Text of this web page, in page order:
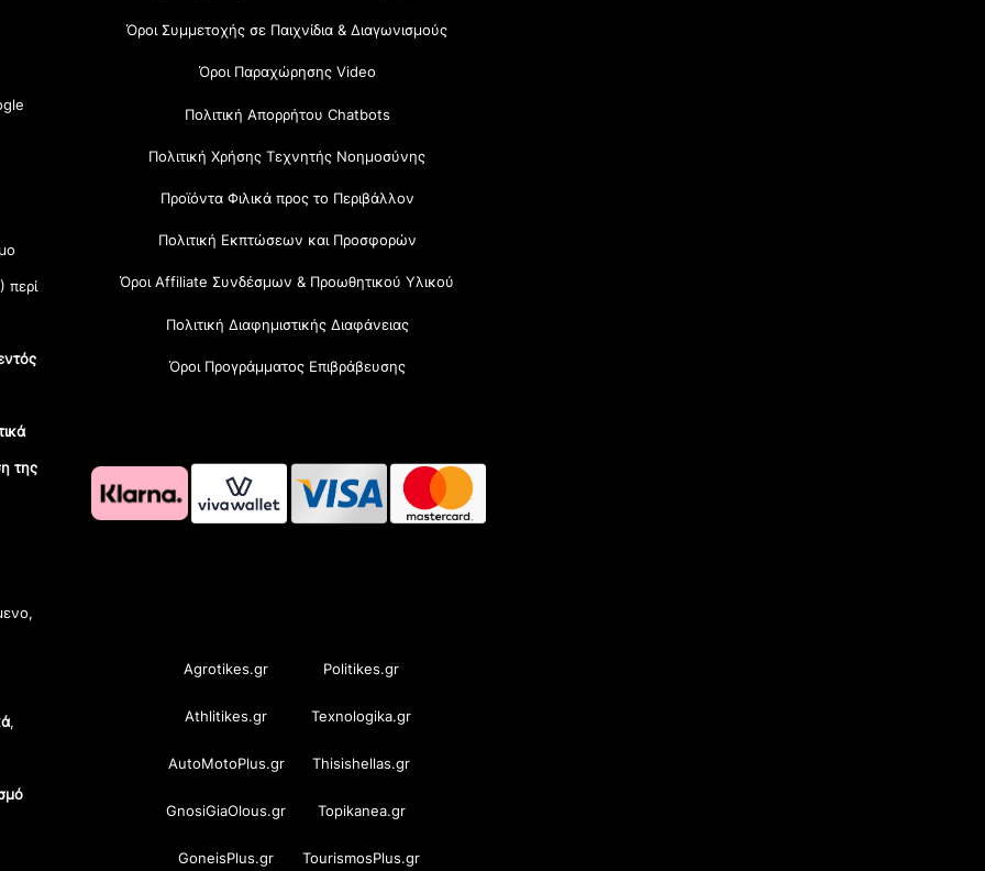
περί
της
,
Όροι Συμμετοχής σε Παιχνίδια & Διαγωνισμούς
Όροι Παραχώρησης Video
Πολιτική Απορρήτου Chatbots
Πολιτική Χρήσης Τεχνητής Νοημοσύνης
Προϊόντα Φιλικά προς το Περιβάλλον
Πολιτική Εκπτώσεων και Προσφορών
Όροι Affiliate Συνδέσμων & Προωθητικού Υλικού
Πολιτική Διαφημιστικής Διαφάνειας
Όροι Προγράμματος Επιβράβευσης
Agrotikes.gr Politikes.gr
Athlitikes.gr Texnologika.gr
AutoMotoPlus.gr Thisishellas.gr
GnosiGiaOlous.gr Topikanea.gr
GoneisPlus.gr TourismosPlus.gr